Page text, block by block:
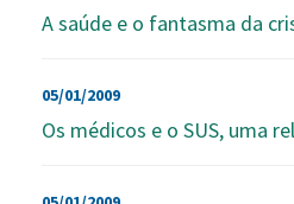
A saúde e o fantasma da
05/01/2009
Os médicos e o SUS, uma